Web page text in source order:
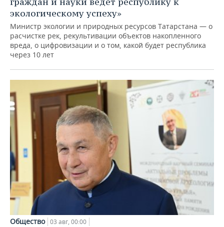
экологическому успеху»
Министр экологии и природных ресурсов Татарстана — о
расчистке рек, рекультивации объектов накопленного
вреда, о цифровизации и о том, какой будет республика
через 10 лет
Общество 03 авг, 00:00